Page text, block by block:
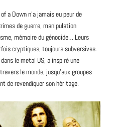
a Down n’a jamais eu peur de
de guerre, manipulation
mémoire du génocide… Leurs
cryptiques, toujours subversives.
le metal US, a inspiré une
le monde, jusqu’aux groupes
derevendiquer son héritage.